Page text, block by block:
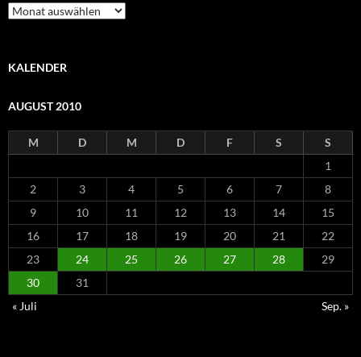
Archiv
KALENDER
AUGUST 2010
M D M D F S
S
1
2
3 4 5 6 7
8
9
10 11 12 13 14
15
16
17 18 19 20 21
22
23
24 25 26 27 28
29
30
31
« Juli
Sep. »